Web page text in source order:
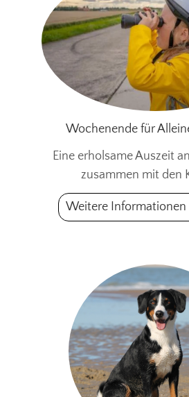
Wochenende für
Eine erholsame Auszeit
zusammen mit den
Weitere Informationen